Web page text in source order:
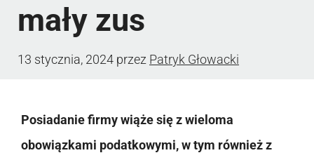
mały zus
13 stycznia, 2024 przez Patryk Głowacki
Posiadanie firmy wiąże się z wieloma
obowiązkami podatkowymi, w tym również z